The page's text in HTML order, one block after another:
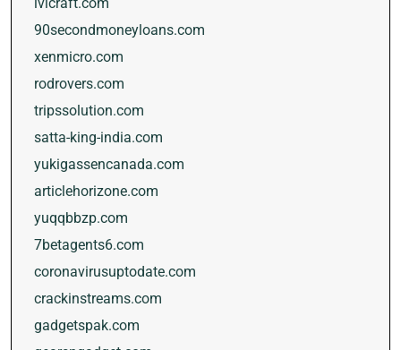
90secondmoneyloans.com
xenmicro.com
rodrovers.com
tripssolution.com
satta-king-india.com
yukigassencanada.com
articlehorizone.com
yuqqbbzp.com
7betagents6.com
coronavirusuptodate.com
crackinstreams.com
gadgetspak.com